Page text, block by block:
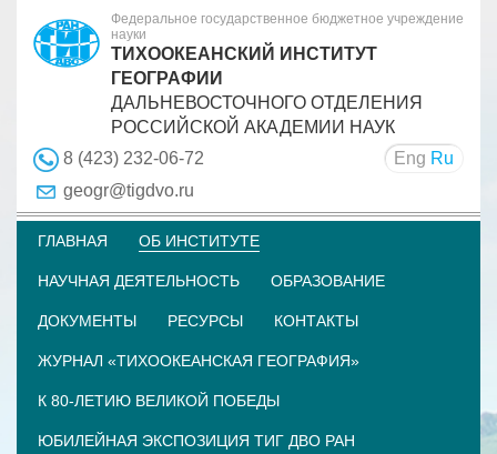
Федеральное государственное бюджетное учреждение
науки
ТИХООКЕАНСКИЙ ИНСТИТУТ
ГЕОГРАФИИ
ДАЛЬНЕВОСТОЧНОГО ОТДЕЛЕНИЯ
РОССИЙСКОЙ АКАДЕМИИ НАУК
8 (423) 232-06-72
Eng Ru
geogr@tigdvo.ru
ГЛАВНАЯ ОБ ИНСТИТУТЕ
НАУЧНАЯ ДЕЯТЕЛЬНОСТЬ ОБРАЗОВАНИЕ
ДОКУМЕНТЫ РЕСУРСЫ КОНТАКТЫ
ЖУРНАЛ «ТИХООКЕАНСКАЯ ГЕОГРАФИЯ»
К 80-ЛЕТИЮ ВЕЛИКОЙ ПОБЕДЫ
ЮБИЛЕЙНАЯ ЭКСПОЗИЦИЯ ТИГ ДВО РАН